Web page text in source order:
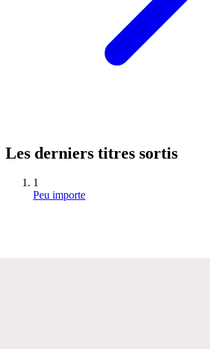
Les derniers titres sortis
1
Peu importe